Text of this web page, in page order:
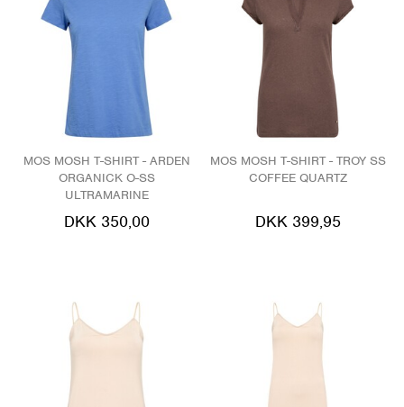
MOS MOSH T-SHIRT - ARDEN
ORGANICK O-SS
ULTRAMARINE
DKK 350,00
MOS MOSH T-SHIRT - TROY SS
COFFEE QUARTZ
DKK 399,95